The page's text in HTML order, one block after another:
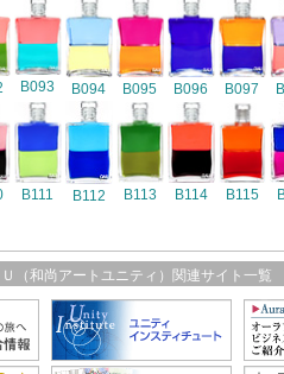
B093 B094 B095 B096 B097
B111 B112 B113 B114 B115
（和尚アートユニティ）関連サイト一覧